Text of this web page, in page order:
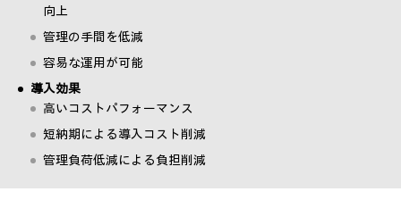
向上
管理の手間を低減
容易な運用が可能
導入効果
高いコストパフォーマンス
短納期による導入コスト削減
管理負荷低減による負担削減